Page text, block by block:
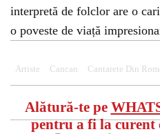
interpretă de folclor are o
o poveste de viață
Artiste Cancan Cantarete Din
Alătură-te pe
pentru a fi la curent